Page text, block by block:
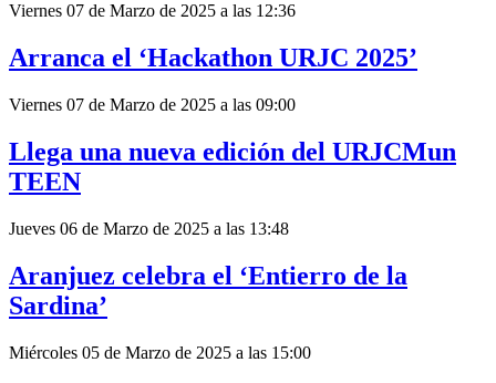
Viernes 07 de Marzo de 2025 a las 12:36
Arranca el ‘Hackathon URJC 2025’
Viernes 07 de Marzo de 2025 a las 09:00
Llega una nueva edición del URJCMun
TEEN
Jueves 06 de Marzo de 2025 a las 13:48
Aranjuez celebra el ‘Entierro de la
Sardina’
Miércoles 05 de Marzo de 2025 a las 15:00